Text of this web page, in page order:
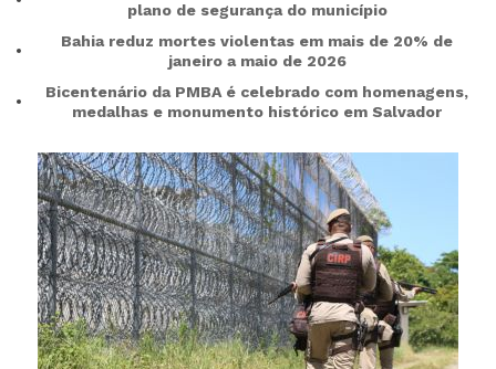
plano de segurança do município
Bahia reduz mortes violentas em mais de 20% de
janeiro a maio de 2026
Bicentenário da PMBA é celebrado com homenagens,
medalhas e monumento histórico em Salvador